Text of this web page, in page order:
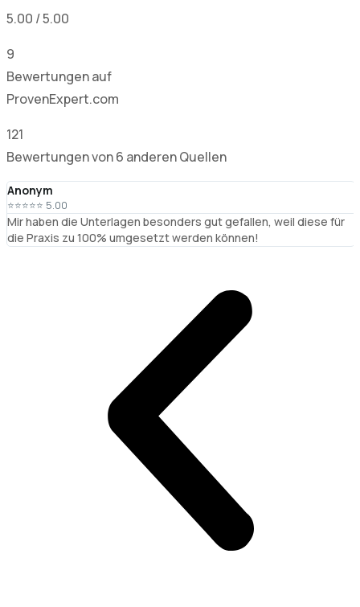
5.00 / 5.00
9
Bewertungen auf
ProvenExpert.com
121
Bewertungen von 6 anderen Quellen
Anonym
⭐⭐⭐⭐⭐ 5.00
Mir haben die Unterlagen besonders gut gefallen, weil diese für
die Praxis zu 100% umgesetzt werden können!